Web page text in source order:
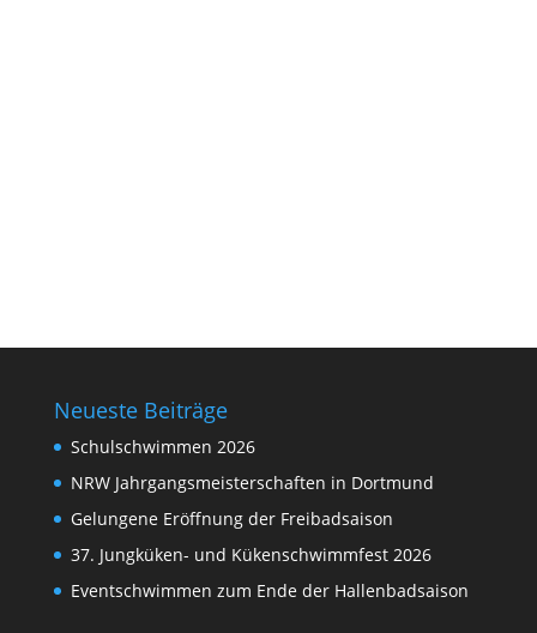
Neueste Beiträge
Schulschwimmen 2026
NRW Jahrgangsmeisterschaften in Dortmund
Gelungene Eröffnung der Freibadsaison
37. Jungküken- und Kükenschwimmfest 2026
Eventschwimmen zum Ende der Hallenbadsaison